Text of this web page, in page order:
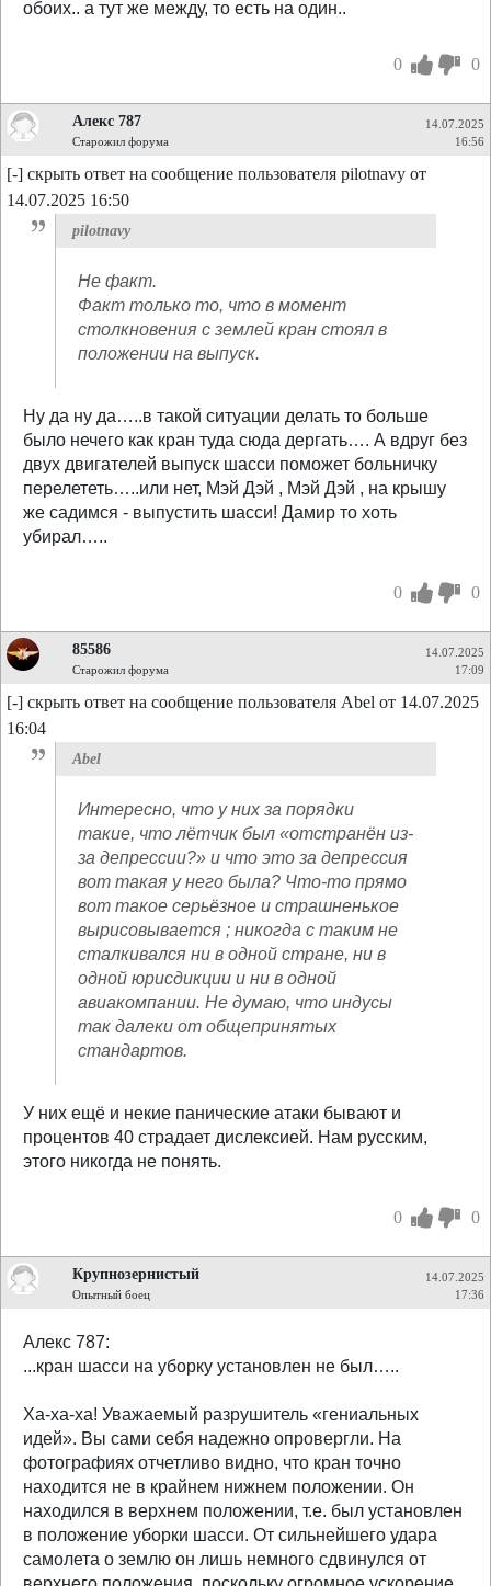
обоих.. а тут же между, то есть на один..
0 0
Алекс 787
Старожил форума
14.07.2025
16:56
[-] скрыть ответ на сообщение пользователя pilotnavy от
14.07.2025 16:50
pilotnavy
Не факт.
Факт только то, что в момент
столкновения с землей кран стоял в
положении на выпуск.
Ну да ну да…..в такой ситуации делать то больше
было нечего как кран туда сюда дергать…. А вдруг без
двух двигателей выпуск шасси поможет больничку
перелететь…..или нет, Мэй Дэй , Мэй Дэй , на крышу
же садимся - выпустить шасси! Дамир то хоть
убирал…..
0 0
85586
Старожил форума
14.07.2025
17:09
[-] скрыть ответ на сообщение пользователя Abel от 14.07.2025
16:04
Abel
Интересно, что у них за порядки
такие, что лётчик был «отстранён из-
за депрессии?» и что это за депрессия
вот такая у него была? Что-то прямо
вот такое серьёзное и страшненькое
вырисовывается ; никогда с таким не
сталкивался ни в одной стране, ни в
одной юрисдикции и ни в одной
авиакомпании. Не думаю, что индусы
так далеки от общепринятых
стандартов.
У них ещё и некие панические атаки бывают и
процентов 40 страдает дислексией. Нам русским,
этого никогда не понять.
0 0
Крупнозернистый
Опытный боец
14.07.2025
17:36
Алекс 787:
...кран шасси на уборку установлен не был…..
Ха-ха-ха! Уважаемый разрушитель «гениальных
идей». Вы сами себя надежно опровергли. На
фотографиях отчетливо видно, что кран точно
находится не в крайнем нижнем положении. Он
находился в верхнем положении, т.е. был установлен
в положение уборки шасси. От сильнейшего удара
самолета о землю он лишь немного сдвинулся от